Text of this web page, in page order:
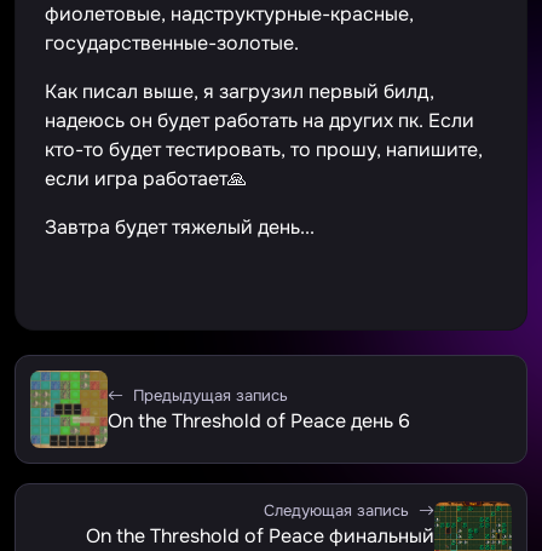
фиолетовые, надструктурные-красные,
государственные-золотые.
Как писал выше, я загрузил первый билд,
надеюсь он будет работать на других пк. Если
кто-то будет тестировать, то прошу, напишите,
если игра работает🙏
Завтра будет тяжелый день...
Предыдущая запись
On the Threshold of Peace день 6
Следующая запись
On the Threshold of Peace финальный